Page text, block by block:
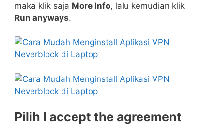
maka klik saja More Info, lalu kemudian klik
Run anyways.
Pilih I accept the agreement